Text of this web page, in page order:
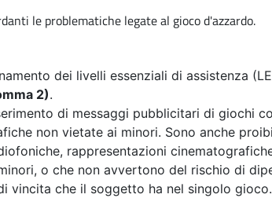
le problematiche legate al gioco d'azzardo.
dei livelli essenziali di assistenza
2).
di messaggi pubblicitari di giochi
non vietate ai minori. Sono anche
rappresentazioni
o che non avvertono del rischio di
vincita che il soggetto ha nel singolo